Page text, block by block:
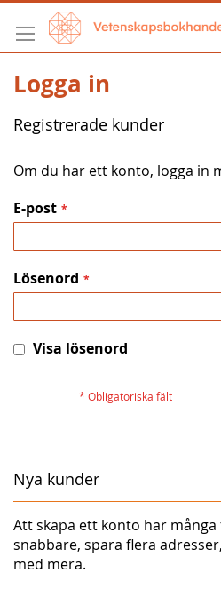
Hoppa
till
innehållet
Logga in
Registrerade kunder
Om du har ett konto, logga in
E-post
Lösenord
Visa lösenord
Nya kunder
Att skapa ett konto har
snabbare, spara flera
med mera.